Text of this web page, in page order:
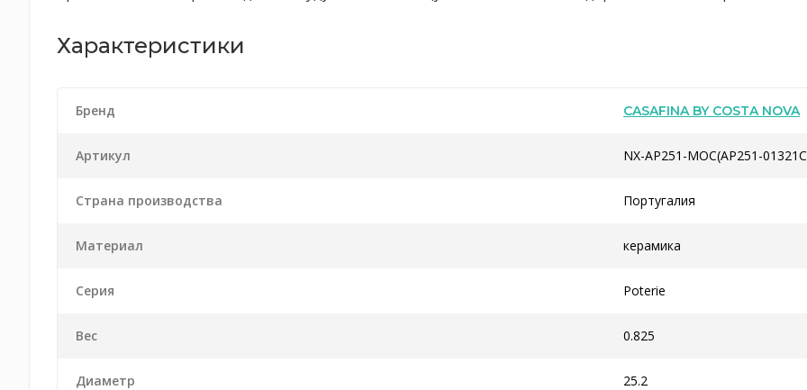
Характеристики
Бренд CASAFINA BY COSTA NOVA
Артикул NX-AP251-MOC(AP251-
Страна производства Португалия
Материал керамика
Серия Poterie
Вес 0.825
Диаметр 25.2